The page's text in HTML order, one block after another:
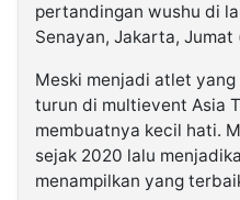
pertandingan wushu di
Senayan, Jakarta,
Meski menjadi atlet
turun di multievent Asia
membuatnya kecil hati.
sejak 2020 lalu
menampilkan yang